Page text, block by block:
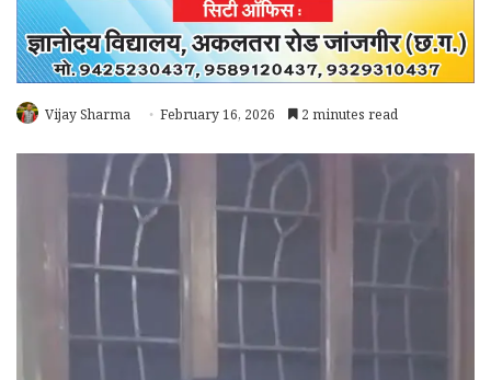
Vijay Sharma February 16, 2026 2 minutes read